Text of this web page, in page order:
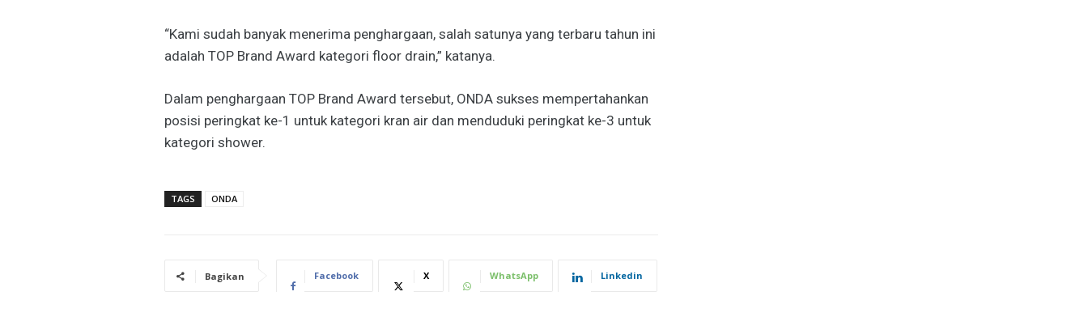
“Kami sudah banyak menerima penghargaan, salah satunya yang terbaru tahun ini
adalah TOP Brand Award kategori floor drain,” katanya.
Dalam penghargaan TOP Brand Award tersebut, ONDA sukses mempertahankan
posisi peringkat ke-1 untuk kategori kran air dan menduduki peringkat ke-3 untuk
kategori shower.
TAGS ONDA
Bagikan Facebook X WhatsApp Linkedin